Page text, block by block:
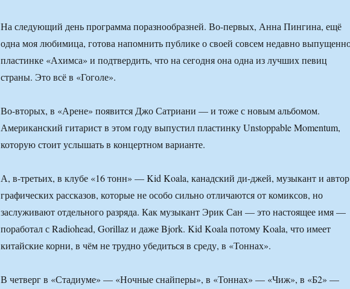
На следующий день программа поразнообразней. Во-первых, Анна Пингина, ещё
одна моя любимица, готова напомнить публике о своей совсем недавно
пластинке «Ахимса» и подтвердить, что на сегодня она одна из лучших певиц
страны. Это всё в «Гоголе».
Во-вторых, в «Арене» появится Джо Сатриани — и тоже с новым альбомом.
Американский гитарист в этом году выпустил пластинку Unstoppable Momentum,
которую стоит услышать в концертном варианте.
А, в-третьих, в клубе «16 тонн» — Kid Koala, канадский ди-джей, музыкант и автор
графических рассказов, которые не особо сильно отличаются от комиксов, но
заслуживают отдельного разряда. Как музыкант Эрик Сан — это настоящее имя —
поработал с Radiohead, Gorillaz и даже Bjork. Kid Koala потому Koala, что имеет
китайские корни, в чём не трудно убедиться в среду, в «Тоннах».
В четверг в «Стадиуме» — «Ночные снайперы», в «Тоннах» — «Чиж», в «Б2» —